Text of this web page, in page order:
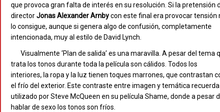
que provoca gran falta de interés en su resolución. Si la pretensión
directorJonas Alexander Arnbycon este final era provocar tensión
lo consigue, aunque si genera algo de confusión, completamente
intencionada, muy al estilo de David Lynch.
Visualmente ‘Plan de salida’ es una maravilla. A pesar del tema
trata los tonos durante toda la película son cálidos. Todos los
interiores, la ropa y la luz tienen toques marrones, que contrastan
el frío del exterior. Este contraste entre imagen y temática
utilizado por Steve McQueen en su película Shame, donde a pesar
hablar de sexo los tonos son fríos.